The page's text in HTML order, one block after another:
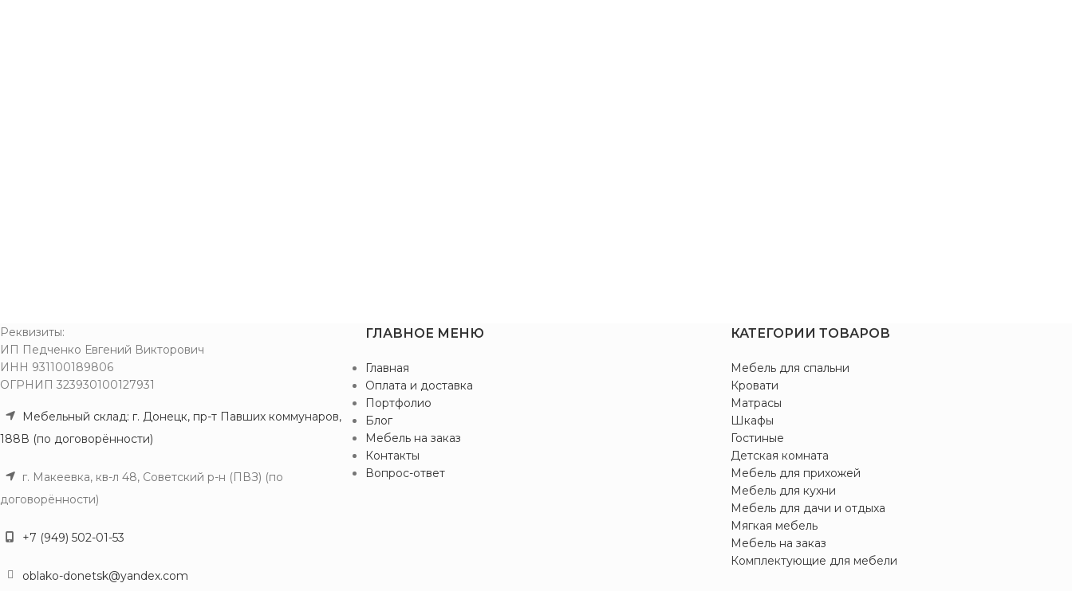
Реквизиты:
ИП Педченко Евгений Викторович
ИНН 931100189806
ОГРНИП 323930100127931
Мебельный склад: г. Донецк, пр-т Павших коммунаров,
188В (по договорённости)
г. Макеевка, кв-л 48, Советский р-н (ПВЗ) (по
договорённости)
+7 (949) 502-01-53
oblako-donetsk@yandex.com
ГЛАВНОЕ МЕНЮ
Главная
Оплата и доставка
Портфолио
Блог
Мебель на заказ
Контакты
Вопрос-ответ
КАТЕГОРИИ ТОВАРОВ
Мебель для спальни
Кровати
Матрасы
Шкафы
Гостиные
Детская комната
Мебель для прихожей
Мебель для кухни
Мебель для дачи и отдыха
Мягкая мебель
Мебель на заказ
Комплектующие для мебели